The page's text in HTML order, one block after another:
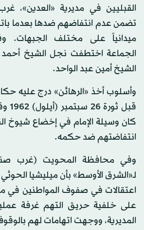
القبليين في مديرية «العدين»،
تضمن عدم انتفاضهم ضدها بعدما
ميدانياً على مختلف الجبهات.
الجماعة اختطفت نجل الشيخ أحمد
الشيخ أمين عبد الواحد.
وأسلوب أخذ «الرهائن» درج عليه
كان وسيلة الإمام في إخضاع شيوخ
انتفاضتهم ضد حكمه.
وفي محافظة المحويت (غرب
لـ«الشرق الأوسط» بأن ميليشيا
اعتقالات في صفوف المواطنين في
على خلفية حريق التهم غرفة
المديرية، ووجهت اتهامات لهم